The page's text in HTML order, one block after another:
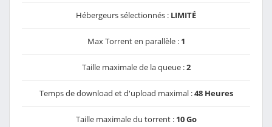
Hébergeurs sélectionnés : LIMITÉ
Max Torrent en parallèle : 1
Taille maximale de la queue :2
Temps de download et d'upload maximal :48 Heures
Taille maximale du torrent : 10 Go